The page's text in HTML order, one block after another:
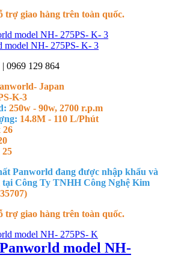
trợ giao hàng trên toàn quốc.
model NH- 275PS- K- 3
0969 129 864
Japan
K-3
250w - 90w, 2700 r.p.m
14.8M - 110 L/Phút
26
25
Panworld đang được nhập khẩu và
Công Ty TNHH Công Nghệ Kim
trợ giao hàng trên toàn quốc.
model NH-